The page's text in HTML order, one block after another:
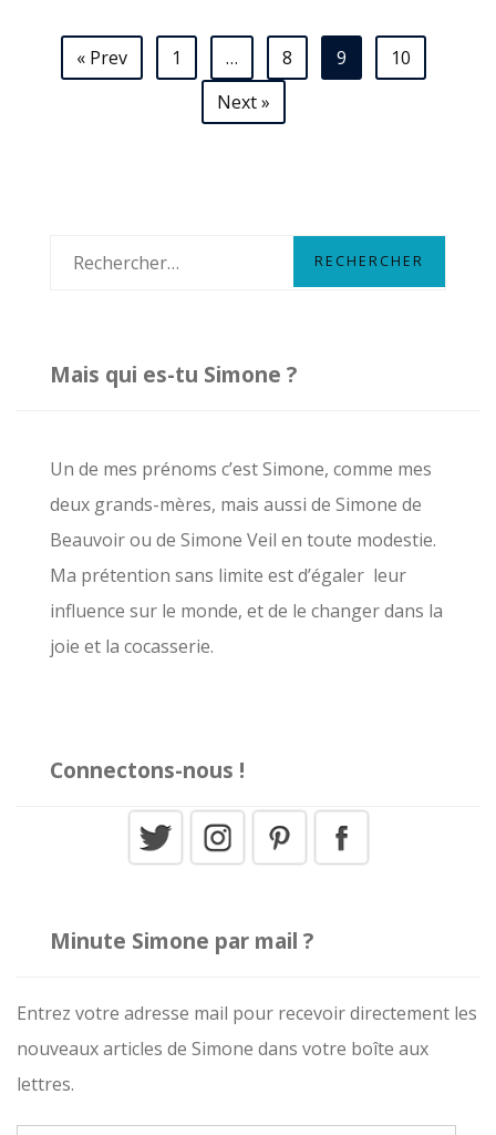
Navigation
« Prev 1 … 8 9
10
Next »
c
h
e
r
:
Mais qui es-tu Simone ?
Un de mes prénoms c’est Simone, comme mes
deux grands-mères, mais aussi de Simone de
Beauvoir ou de Simone Veil en toute modestie.
Ma prétention sans limite est d’égaler leur
influence sur le monde, et de le changer dans la
joie et la cocasserie.
Connectons-nous !
Minute Simone par mail ?
Entrez votre adresse mail pour recevoir directement les
nouveaux articles de Simone dans votre boîte aux
lettres.